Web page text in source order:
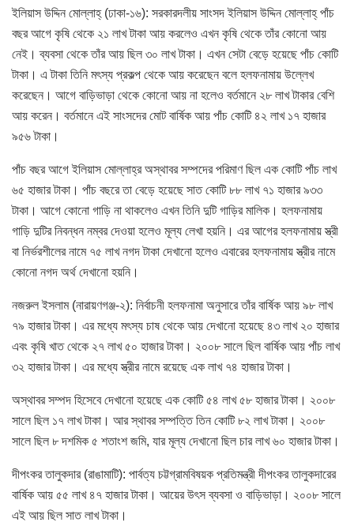
ইলিয়াস উদ্দিন মোল্লাহ্ (ঢাকা-১৬): সরকারদলীয় সাংসদ ইলিয়াস উদ্দিন মোল্লাহ্ পাঁচ
বছর আগে কৃষি থেকে ২১ লাখ টাকা আয় করলেও এখন কৃষি থেকে তাঁর কোনো আয়
নেই। ব্যবসা থেকে তাঁর আয় ছিল ৩০ লাখ টাকা। এখন সেটা বেড়ে হয়েছে পাঁচ কোটি
টাকা। এ টাকা তিনি মৎস্য প্রকল্প থেকে আয় করেছেন বলে হলফনামায় উল্লেখ
করেছেন। আগে বাড়িভাড়া থেকে কোনো আয় না হলেও বর্তমানে ২৮ লাখ টাকার বেশি
আয় করেন। বর্তমানে এই সাংসদের মোট বার্ষিক আয় পাঁচ কোটি ৪২ লাখ ১৭ হাজার
৯৫৬ টাকা।
পাঁচ বছর আগে ইলিয়াস মোল্লাহ্র অস্থাবর সম্পদের পরিমাণ ছিল এক কোটি পাঁচ লাখ
৬৫ হাজার টাকা। পাঁচ বছরে তা বেড়ে হয়েছে সাত কোটি ৮৮ লাখ ৭১ হাজার ৯৩৩
টাকা। আগে কোনো গাড়ি না থাকলেও এখন তিনি দুটি গাড়ির মালিক। হলফনামায়
গাড়ি দুটির নিবন্ধন নম্বর দেওয়া হলেও মূল্য লেখা হয়নি। এর আগের হলফনামায় স্ত্রী
বা নির্ভরশীলের নামে ৭৫ লাখ নগদ টাকা দেখানো হলেও এবারের হলফনামায় স্ত্রীর নামে
কোনো নগদ অর্থ দেখানো হয়নি।
নজরুল ইসলাম (নারায়ণগঞ্জ-২): নির্বাচনী হলফনামা অনুসারে তাঁর বার্ষিক আয় ৯৮ লাখ
৭৯ হাজার টাকা। এর মধ্যে মৎস্য চাষ থেকে আয় দেখানো হয়েছে ৪৩ লাখ ২০ হাজার
এবং কৃষি খাত থেকে ২৭ লাখ ৫০ হাজার টাকা। ২০০৮ সালে ছিল বার্ষিক আয় পাঁচ লাখ
৩২ হাজার টাকা। এর মধ্যে স্ত্রীর নামে রয়েছে এক লাখ ৭৪ হাজার টাকা।
অস্থাবর সম্পদ হিসেবে দেখানো হয়েছে এক কোটি ৫৪ লাখ ৫৮ হাজার টাকা। ২০০৮
সালে ছিল ১৭ লাখ টাকা। আর স্থাবর সম্পত্তি তিন কোটি ৮২ লাখ টাকা। ২০০৮
সালে ছিল ৮ দশমিক ৫ শতাংশ জমি, যার মূল্য দেখানো ছিল চার লাখ ৬০ হাজার টাকা।
দীপংকর তালুকদার (রাঙামাটি): পার্বত্য চট্টগ্রামবিষয়ক প্রতিমন্ত্রী দীপংকর তালুকদারের
বার্ষিক আয় ৫৫ লাখ ৪৭ হাজার টাকা। আয়ের উৎস ব্যবসা ও বাড়িভাড়া। ২০০৮ সালে
এই আয় ছিল সাত লাখ টাকা।